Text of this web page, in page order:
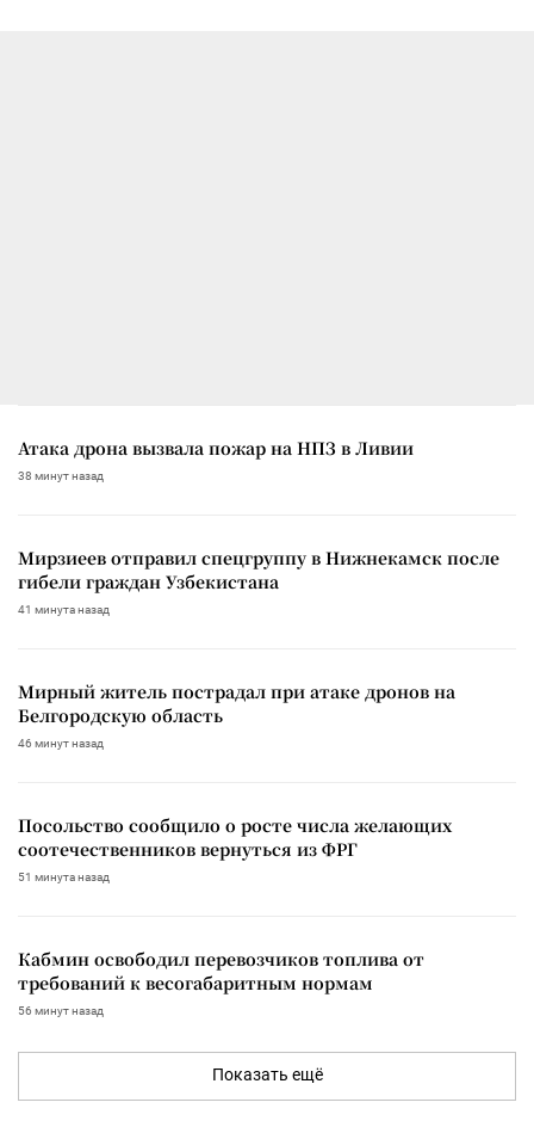
Атака дрона вызвала пожар на НПЗ в Ливии
38 минут назад
Мирзиеев отправил спецгруппу в Нижнекамск после
гибели граждан Узбекистана
41 минута назад
Мирный житель пострадал при атаке дронов на
Белгородскую область
46 минут назад
Посольство сообщило о росте числа желающих
соотечественников вернуться из ФРГ
51 минута назад
Кабмин освободил перевозчиков топлива от
требований к весогабаритным нормам
56 минут назад
Показать ещё